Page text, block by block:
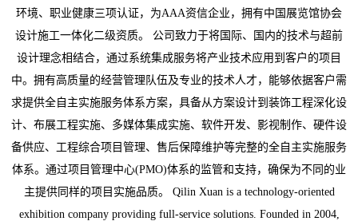
环境、职业健康三项认证，为AAA资信企业，拥有中国展览馆协会
设计施工一体化二级资质。 公司致力于将国际、国内的技术与超前
设计理念相结合，通过系统集成服务将产业技术应用到客户的项目
中。拥有高质量的经营管理队伍及专业的技术人才，能够依据客户需
求提供全自主实施服务体系方案，具备从方案设计到装饰工程深化设
计、布展工程实施、多媒体集成实施、软件开发、影视制作、硬件设
备供应、工程综合项目管理、售后保障维护等完整的全自主实施服务
体系。通过项目管理中心(PMO)体系的监管和支持，确保为不同的业
主提供同样的项目实施品质。 Qilin Xuan is a technology-oriented
exhibition company providing full-service solutions. Founded in 2004,